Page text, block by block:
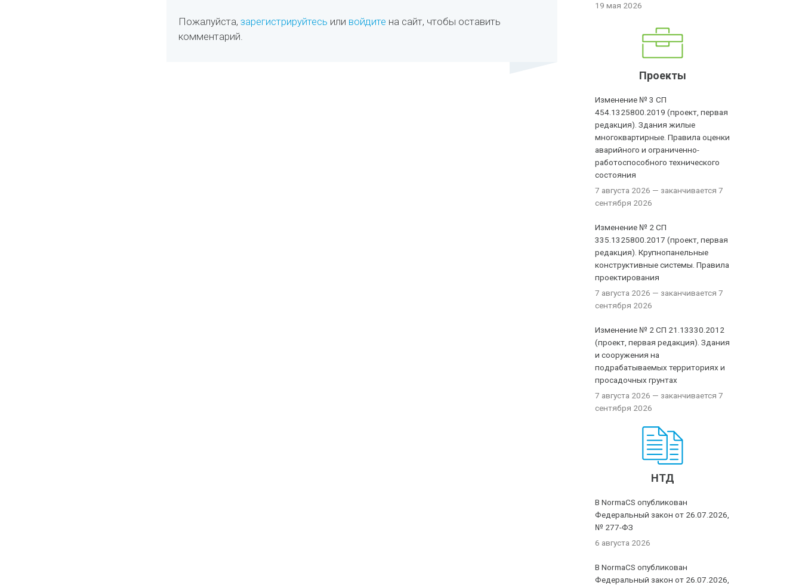
Пожалуйста, зарегистрируйтесь или войдите на сайт, чтобы оставить
комментарий.
19 мая 2026
Проекты
Изменение № 3 СП
454.1325800.2019 (проект, первая
редакция). Здания жилые
многоквартирные. Правила оценки
аварийного и ограниченно-
работоспособного технического
состояния
7 августа 2026 — заканчивается 7
сентября 2026
Изменение № 2 СП
335.1325800.2017 (проект, первая
редакция). Крупнопанельные
конструктивные системы. Правила
проектирования
7 августа 2026 — заканчивается 7
сентября 2026
Изменение № 2 СП 21.13330.2012
(проект, первая редакция). Здания
и сооружения на
подрабатываемых территориях и
просадочных грунтах
7 августа 2026 — заканчивается 7
сентября 2026
НТД
В NormaCS опубликован
Федеральный закон от 26.07.2026,
№ 277-ФЗ
6 августа 2026
В NormaCS опубликован
Федеральный закон от 26.07.2026,